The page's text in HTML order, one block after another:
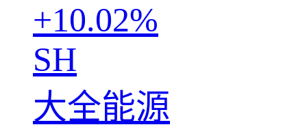
+10.02%
SH
大全能源